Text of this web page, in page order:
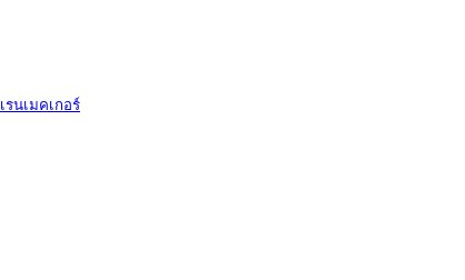
นเมคเกอร์